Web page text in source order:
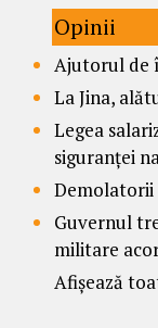
Opinii
Ajutorul de
La Jina,
Legea
siguranței
Demolatorii
Guvernul
militare
Afișează